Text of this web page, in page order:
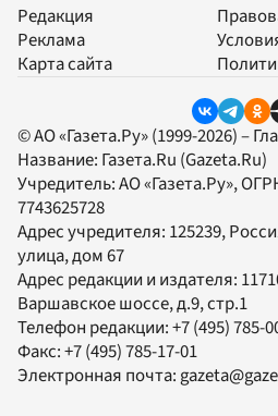
Редакция
Реклама
Карта сайта
© АО «Газета.Ру» (1999-2026) –
Название: Газета.Ru (Gazeta.Ru)
Учредитель:АО «Газета.Ру»,
7743625728
Адрес учредителя: 125239,
улица, дом 67
Адрес редакции и издателя:
Варшавское шоссе, д.9, стр.1
Телефон редакции:+7 (495) 785-
Факс:+7 (495) 785-17-01
Электронная почта: